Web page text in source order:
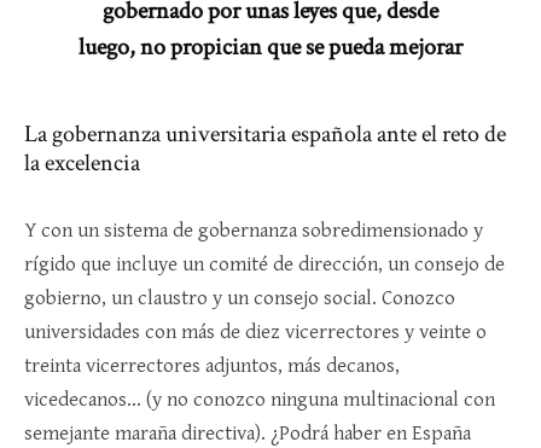
gobernado por unas leyes que, desde
luego, no propician que se pueda mejorar
La gobernanza universitaria española ante el reto de
la excelencia
Y con un sistema de gobernanza sobredimensionado y
rígido que incluye un comité de dirección, un consejo de
gobierno, un claustro y un consejo social. Conozco
universidades con más de diez vicerrectores y veinte o
treinta vicerrectores adjuntos, más decanos,
vicedecanos… (y no conozco ninguna multinacional con
semejante maraña directiva). ¿Podrá haber en España